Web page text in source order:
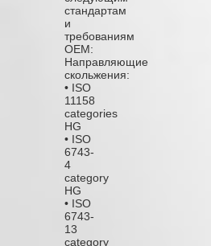
стандартам
и
требованиям
OEM:
Направляющие
скольжения:
• ISO
11158
categories
HG
• ISO
6743-
4
category
HG
• ISO
6743-
13
category